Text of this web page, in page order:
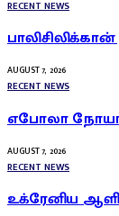
RECENT NEWS
AUGUST 7, 2026
RECENT NEWS
எபோலா
AUGUST 7, 2026
RECENT NEWS
உக்ரேனிய